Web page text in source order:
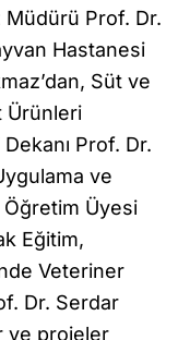
Prof. Dr.
Hastanesi
Süt ve
Ürünleri
Prof. Dr.
ve
Üyesi
Eğitim,
Veteriner
Dr. Serdar
ve projeler